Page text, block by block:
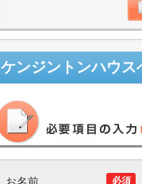
ケンジントンハウス
必須